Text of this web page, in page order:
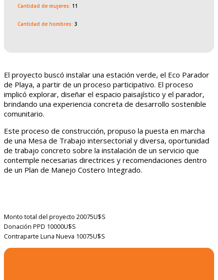
Cantidad de mujeres: 11
Cantidad de hombres: 3
El proyecto buscó instalar una estación verde, el Eco Parador
de Playa, a partir de un proceso participativo. El proceso
implicó explorar, diseñar el espacio paisajístico y el parador,
brindando una experiencia concreta de desarrollo sostenible
comunitario.
Este proceso de construcción, propuso la puesta en marcha
de una Mesa de Trabajo intersectorial y diversa, oportunidad
de trabajo concreto sobre la instalación de un servicio que
contemple necesarias directrices y recomendaciones dentro
de un Plan de Manejo Costero Integrado.
Monto total del proyecto 20075U$S
Donación PPD 10000U$S
Contraparte Luna Nueva 10075U$S